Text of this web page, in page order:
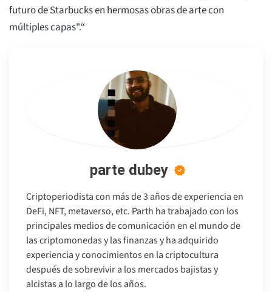
futuro de Starbucks en hermosas obras de arte con
múltiples capas".“
parte dubey
Criptoperiodista con más de 3 años de experiencia en
DeFi, NFT, metaverso, etc. Parth ha trabajado con los
principales medios de comunicación en el mundo de
las criptomonedas y las finanzas y ha adquirido
experiencia y conocimientos en la criptocultura
después de sobrevivir a los mercados bajistas y
alcistas a lo largo de los años.